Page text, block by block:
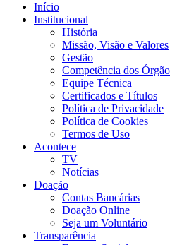
Início
Institucional
História
Missão, Visão e Valores
Gestão
Competência dos
Equipe Técnica
Certificados e Títulos
Política de Privacidade
Política de Cookies
Termos de Uso
Acontece
TV
Notícias
Doação
Contas Bancárias
Doação Online
Seja um Voluntário
Transparência